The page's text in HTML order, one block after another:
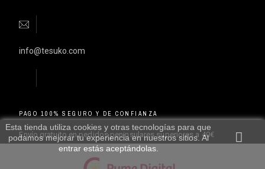
Esta tienda utiliza cookies y otras tecnologías para que
podamos mejorar tu experiencia en nuestros sitios. Al
entrar estás aceptándolas.
info@tesuko.com
PAGO 100% SEGURO Y DE CONFIANZA
Envío gratuito en pedidos peninsulares superiores a 40€